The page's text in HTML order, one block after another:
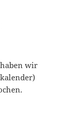
wir